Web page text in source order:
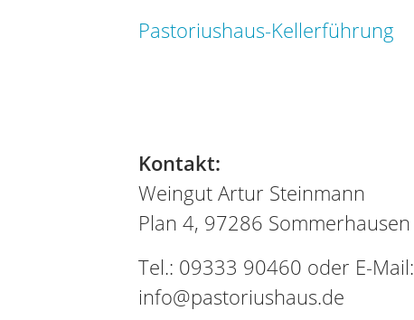
Pastoriushaus-Kellerführung
Kontakt:
Weingut Artur Steinmann
Plan 4, 97286 Sommerhausen
Tel.: 09333 90460 oder E-Mail:
info@pastoriushaus.de